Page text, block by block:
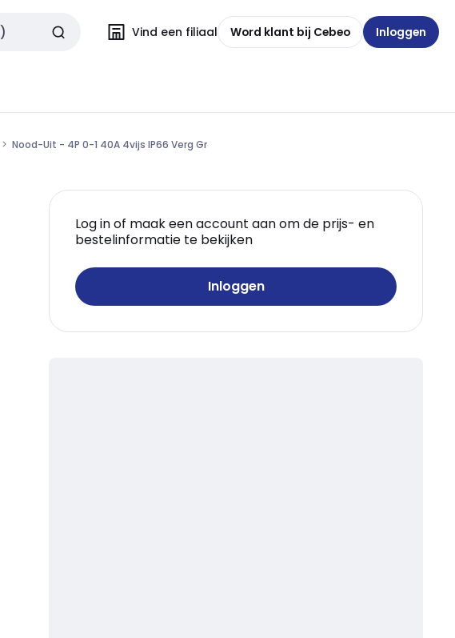
Vind een filiaal Word klant bij Cebeo Inloggen
Nood-Uit - 4P 0-1 40A 4vijs IP66 Verg Gr
Log in of maak een account aan om de prijs- en
bestelinformatie te bekijken
Inloggen